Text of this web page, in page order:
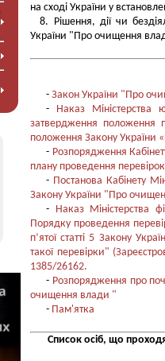
на сході України у
8. Рішення, дії чи
України "Про очищення
- Закон України "Про
- Наказ
затвердження положення
положення Закону України
- Розпорядження
плану проведення
- Постанова Кабінету
Закону України "Про
- Наказ Міністерства
Порядку проведення
п’ятої статті 5 Закону
такої перевірки"
1385/26162.
- Розпорядження про
очищення влади "
- Пам'ятка
Список осіб, що